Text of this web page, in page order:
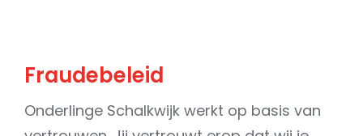
Fraudebeleid
Onderlinge Schalkwijk werkt op basis van